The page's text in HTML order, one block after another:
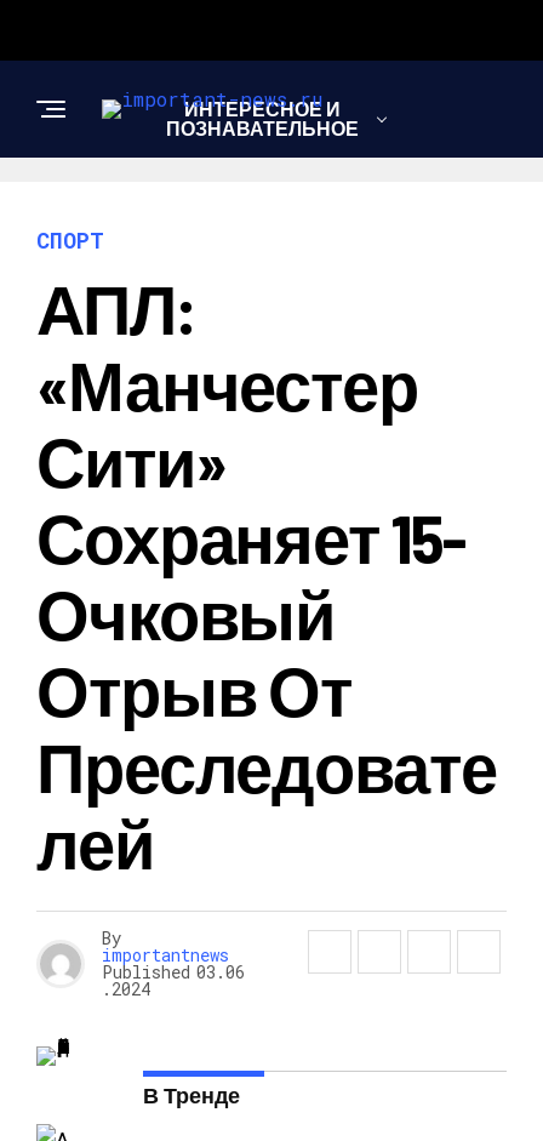
ИНТЕРЕСНОЕ И
ПОЗНАВАТЕЛЬНОЕ
СПОРТ
АПЛ:
«Манчестер
Сити»
Сохраняет 15-
Очковый
Отрыв От
Преследовате
Лей
By
importantnews
Published 03.06
.2024
В Тренде